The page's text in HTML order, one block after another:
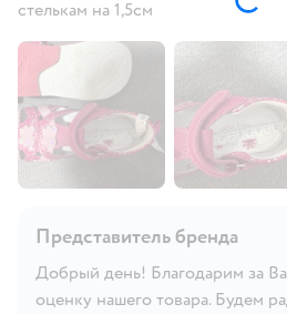
стелькам на 1,5см
Представитель бренда
Добрый день! Благодарим за
оценку нашего товара. Будем